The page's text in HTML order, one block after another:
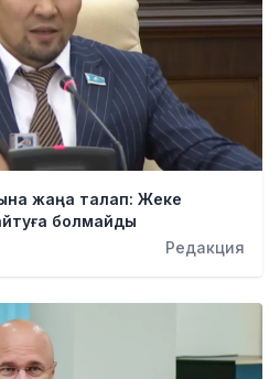
жаңа талап: Жеке
болмайды
Редакция